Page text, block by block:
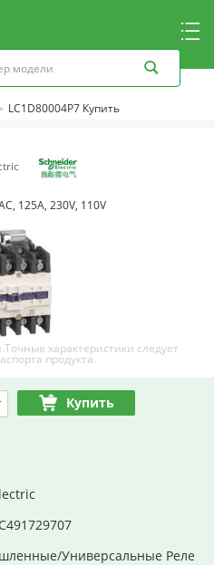
LC1D80004P7 Купить
125A, 230V, 110V
характеристики следует
продукта.
Купить
Универсальные Реле